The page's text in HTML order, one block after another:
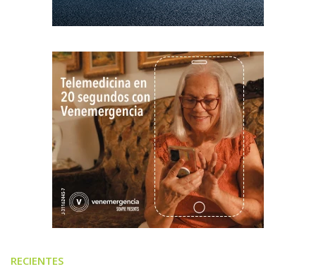
RECIENTES